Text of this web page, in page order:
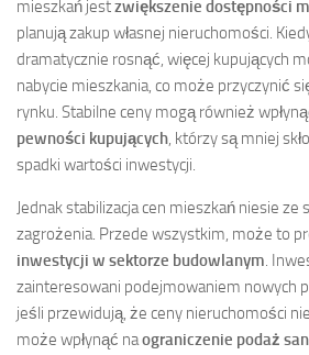
mieszkań jestzwiększenie dostępności
planują zakup własnej nieruchomości.
dramatycznie rosnąć, więcej kupujących
nabycie mieszkania, co może przyczynić
rynku. Stabilne ceny mogą również
pewności kupujących, którzy są mniej
spadki wartości inwestycji.
Jednak stabilizacja cen mieszkań niesie ze
zagrożenia. Przede wszystkim, może to
inwestycji w sektorze budowlanym.
zainteresowani podejmowaniem nowych
jeśli przewidują, że ceny nieruchomości
może wpłynąć naograniczenie podaż